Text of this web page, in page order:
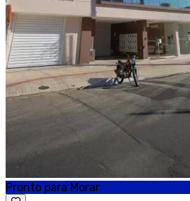
Pronto para Morar